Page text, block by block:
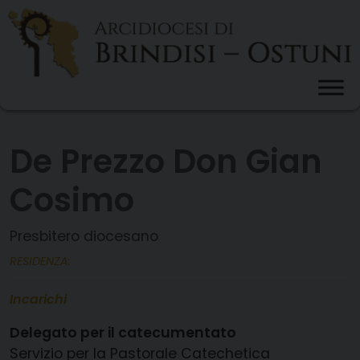
Skip
content
Presbitero diocesano
RESIDENZA:
Incarichi
Delegato per il catecumentato
Servizio per la Pastorale Catechetica